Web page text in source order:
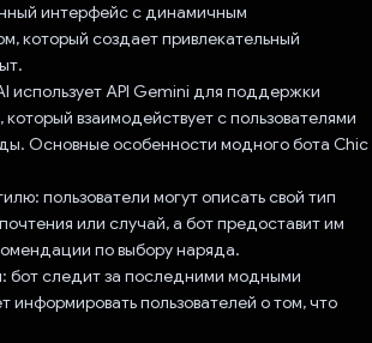
интерфейс с динамичным
который создает привлекательный
использует API Gemini для поддержки
который взаимодействует с пользователями
Основные особенности модного бота Chic
пользователи могут описать свой тип
или случай, а бот предоставит им
по выбору наряда.
бот следит за последними модными
пользователей о том, что